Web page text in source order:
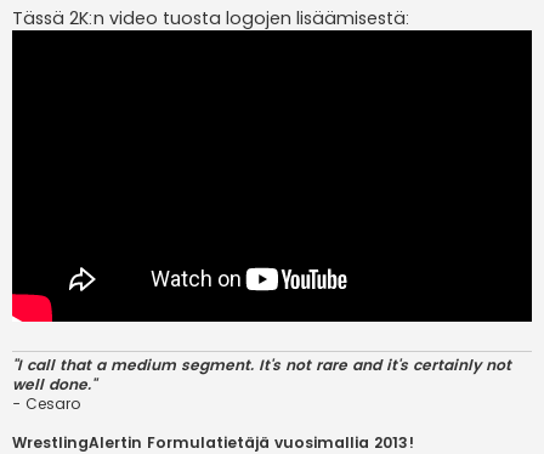
Tässä 2K:n video tuosta logojen lisäämisestä:
"I call that a medium segment. It's not rare and it's certainly not
well done."
- Cesaro
WrestlingAlertin Formulatietäjä vuosimallia 2013!